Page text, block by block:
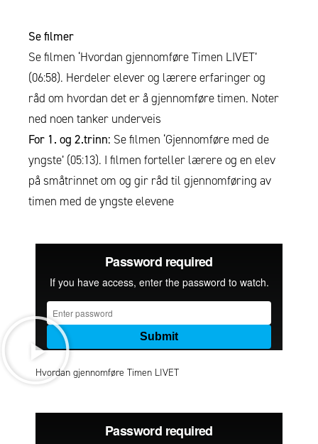
Se filmer
Se filmen ‘Hvordan gjennomføre Timen LIVET’
(06:58). Herdeler elever og lærere erfaringer og
råd om hvordan det er å gjennomføre timen. Noter
ned noen tanker underveis
For 1. og 2.trinn: Se filmen ‘Gjennomføre med de
yngste’ (05:13). I filmen forteller lærere og en elev
på småtrinnet om og gir råd til gjennomføring av
timen med de yngste elevene
Hvordan gjennomføre Timen LIVET